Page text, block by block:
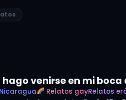
hago venirse en mi
Nicaragua Relatos gayRelatos